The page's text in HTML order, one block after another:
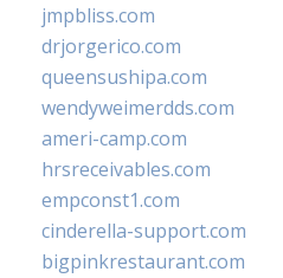
jmpbliss.com
drjorgerico.com
queensushipa.com
wendyweimerdds.com
ameri-camp.com
hrsreceivables.com
empconst1.com
cinderella-support.com
bigpinkrestaurant.com